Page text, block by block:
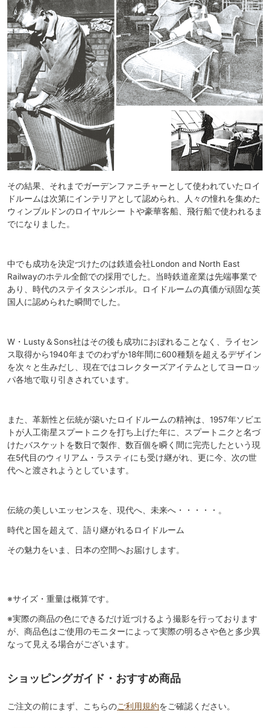
その結果、それまでガーデンファニチャーとして使われていたロイ
ドルームは次第にインテリアとして認められ、人々の憧れを集めた
ウィンブルドンのロイヤルシー トや豪華客船、飛行船で使われるま
でになりました。
中でも成功を決定づけたのは鉄道会社London and North East
Railwayのホテル全館での採用でした。当時鉄道産業は先端事業で
あり、時代のステイタスシンボル。ロイドルームの真価が頑固な英
国人に認められた瞬間でした。
W・Lusty＆Sons社はその後も成功におぼれることなく、ライセン
ス取得から1940年までのわずか18年間に600種類を超えるデザイン
を次々と生みだし、現在ではコレクターズアイテムとしてヨーロッ
パ各地で取り引きされています。
また、革新性と伝統が築いたロイドルームの精神は、1957年ソビエ
トが人工衛星スプートニクを打ち上げた年に、スプートニクと名づ
けたバスケットを数日で製作、数百個を瞬く間に完売したという現
在5代目のウィリアム・ラスティにも受け継がれ、更に今、次の世
代へと渡されようとしています。
伝統の美しいエッセンスを、現代へ、未来へ・・・・・。
時代と国を超えて、語り継がれるロイドルーム
その魅力をいま、日本の空間へお届けします。
※サイズ・重量は概算です。
※実際の商品の色にできるだけ近づけるよう撮影を行っております
が、商品色はご使用のモニターによって実際の明るさや色と多少異
なって見える場合がございます。
ショッピングガイド・おすすめ商品
ご注文の前にまず、こちらのご利用規約をご確認ください。